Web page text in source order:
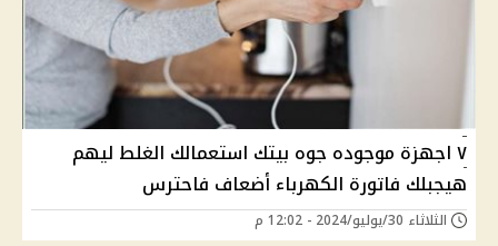
٧ اجهزة موجوده جوه بيتك استعمالك الغلط ليهم
هيجبلك فاتورة الكهرباء أضعاف فاحترس
الثلاثاء 30/يوليو/2024 - 12:02 م